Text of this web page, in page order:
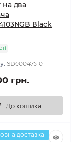
на два
Black
SD00047510
грн.
До кошика
доставка